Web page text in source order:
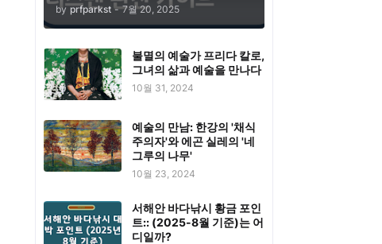
by prfparkst - 7월 20, 2025
불멸의 예술가 프리다 칼로,
그녀의 삶과 예술을 만나다
10월 31, 2024
예술의 만남: 한강의 '채식
주의자'와 에곤 실레의 '네
그루의 나무'
10월 23, 2024
서해안 바다낚시 황금 포인
트:: (2025-8월 기준)는 어
디일까?